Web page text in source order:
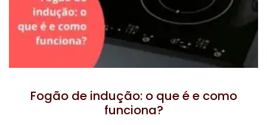
Fogão de indução: o que é e como
funciona?